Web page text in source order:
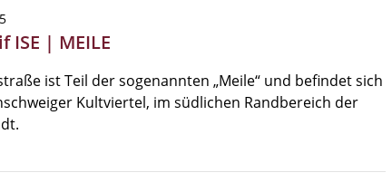
ISE | MEILE
ist Teil der sogenannten „Meile“ und befindet sich
Kultviertel, im südlichen Randbereich der